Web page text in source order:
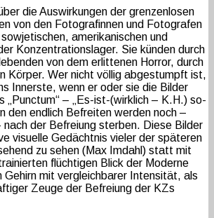
die Auswirkungen der grenzenlosen
von den Fotografinnen und Fotografen
amerikanischen und
Konzentrationslager. Sie künden durch
von dem erlittenen Horror, durch
Körper. Wer nicht völlig abgestumpft ist,
Innerste, wenn er oder sie die Bilder
„Punctum“ – „Es-ist-(wirklich – K.H.) so-
den endlich Befreiten werden noch –
der Befreiung sterben. Diese Bilder
visuelle Gedächtnis vieler der späteren
zu sehen (Max Imdahl) statt mit
flüchtigen Blick der Moderne
Gehirn mit vergleichbarer Intensität, als
Zeuge der Befreiung der KZs